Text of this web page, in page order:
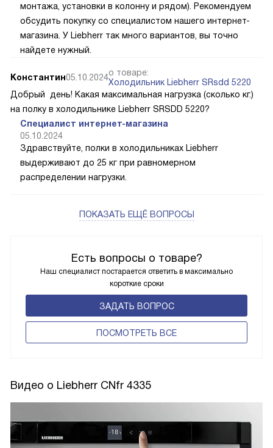
Есть вопросы о товаре?
Наш специалист постарается ответить в максимально
короткие сроки
ЗАДАТЬ ВОПРОС
ПОCМОТРЕТЬ ВСЕ
монтажа, установки в колонну и рядом). Рекомендуем
обсудить покупку со специалистом нашего интернет-
магазина. У Liebherr так много вариантов, вы точно
найдете нужный.
Константин05.10.2024о товаре:
Холодильник Liebherr SRsdd 5220
Добрый день! Какая максимальная нагрузка (сколько кг.)
на полку в холодильнике Liebherr SRSDD 5220?
Специалист интернет-магазина
05.10.2024
Здравствуйте, полки в холодильниках Liebherr
выдерживают до 25 кг при равномерном
распределении нагрузки.
ПОКАЗАТЬ ЕЩЁ ВОПРОСЫ
Видео о Liebherr CNfr 4335